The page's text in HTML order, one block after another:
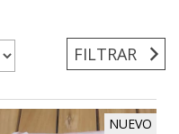
FILTRAR
NUEVO